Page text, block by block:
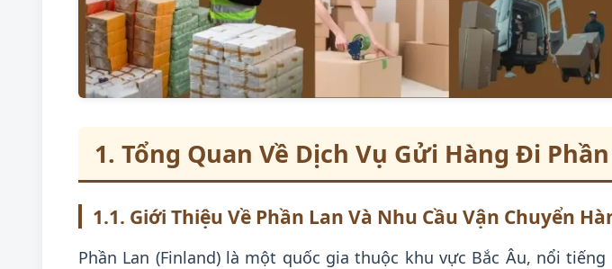
1. Tổng Quan Về Dịch Vụ Gửi Hàng Đi
1.1. Giới Thiệu Về Phần Lan Và Nhu Cầu Vận Chuyển
Phần Lan (Finland) là một quốc gia thuộc khu vực Bắc Âu, nổi